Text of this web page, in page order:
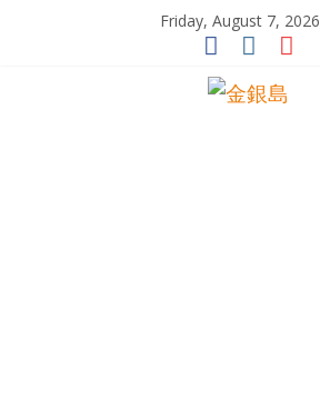
Friday, August 7, 2026